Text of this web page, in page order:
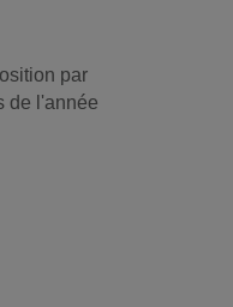
par
de l'année